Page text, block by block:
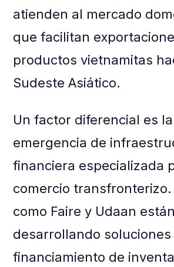
atienden al mercado
que facilitan
productos vietnamitas
Sudeste Asiático.
Un factor diferencial es la
emergencia de
financiera especializada
comercio transfronterizo.
como Faire y Udaan están
desarrollando soluciones
financiamiento de